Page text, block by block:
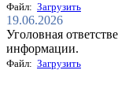
Файл: Загрузить
19.06.2026
Уголовная
информации.
Файл: Загрузить